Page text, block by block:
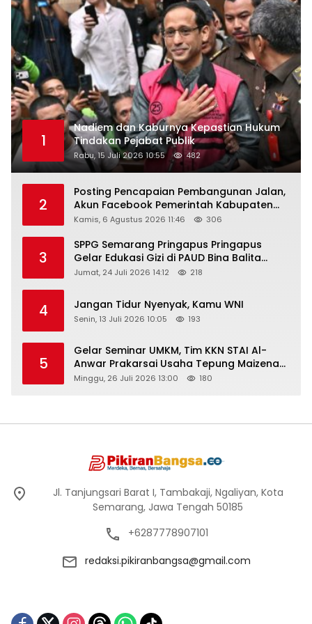
1
Nadiem dan Kaburnya Kepastian Hukum
Tindakan Pejabat Publik
Rabu, 15 Juli 2026 10:55 482
2
Posting Pencapaian Pembangunan Jalan,
Akun Facebook Pemerintah Kabupaten
Rembang “Dirujak” Warganet
Kamis, 6 Agustus 2026 11:46 306
3
SPPG Semarang Pringapus Pringapus
Gelar Edukasi Gizi di PAUD Bina Balita
Peringati Hari Anak Nasional 2026
Jumat, 24 Juli 2026 14:12 218
4 Jangan Tidur Nyenyak, Kamu WNI
Senin, 13 Juli 2026 10:05 193
5
Gelar Seminar UMKM, Tim KKN STAI Al-
Anwar Prakarsai Usaha Tepung Maizena
di Logung
Minggu, 26 Juli 2026 13:00 180
Jl. Tanjungsari Barat I, Tambakaji, Ngaliyan, Kota
Semarang, Jawa Tengah 50185
+6287778907101
redaksi.pikiranbangsa@gmail.com